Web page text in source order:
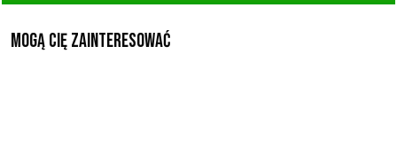
Mogą Cię zainteresować